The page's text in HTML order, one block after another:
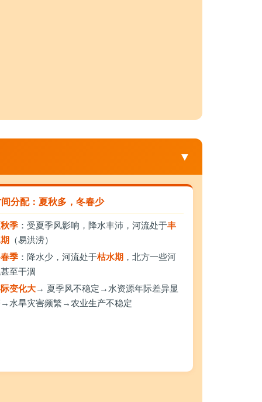
▼
分配：夏秋多，冬春少
季 ：受夏季风影响，降水丰沛，河流处于丰
（易洪涝）
季 ：降水少，河流处于枯水期 ，北方一些河
至干涸
变化大→ 夏季风不稳定→水资源年际差异显
水旱灾害频繁→农业生产不稳定